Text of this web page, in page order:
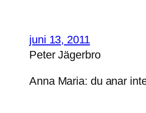
juni 13, 2011
Peter Jägerbro
Anna Maria: du anar